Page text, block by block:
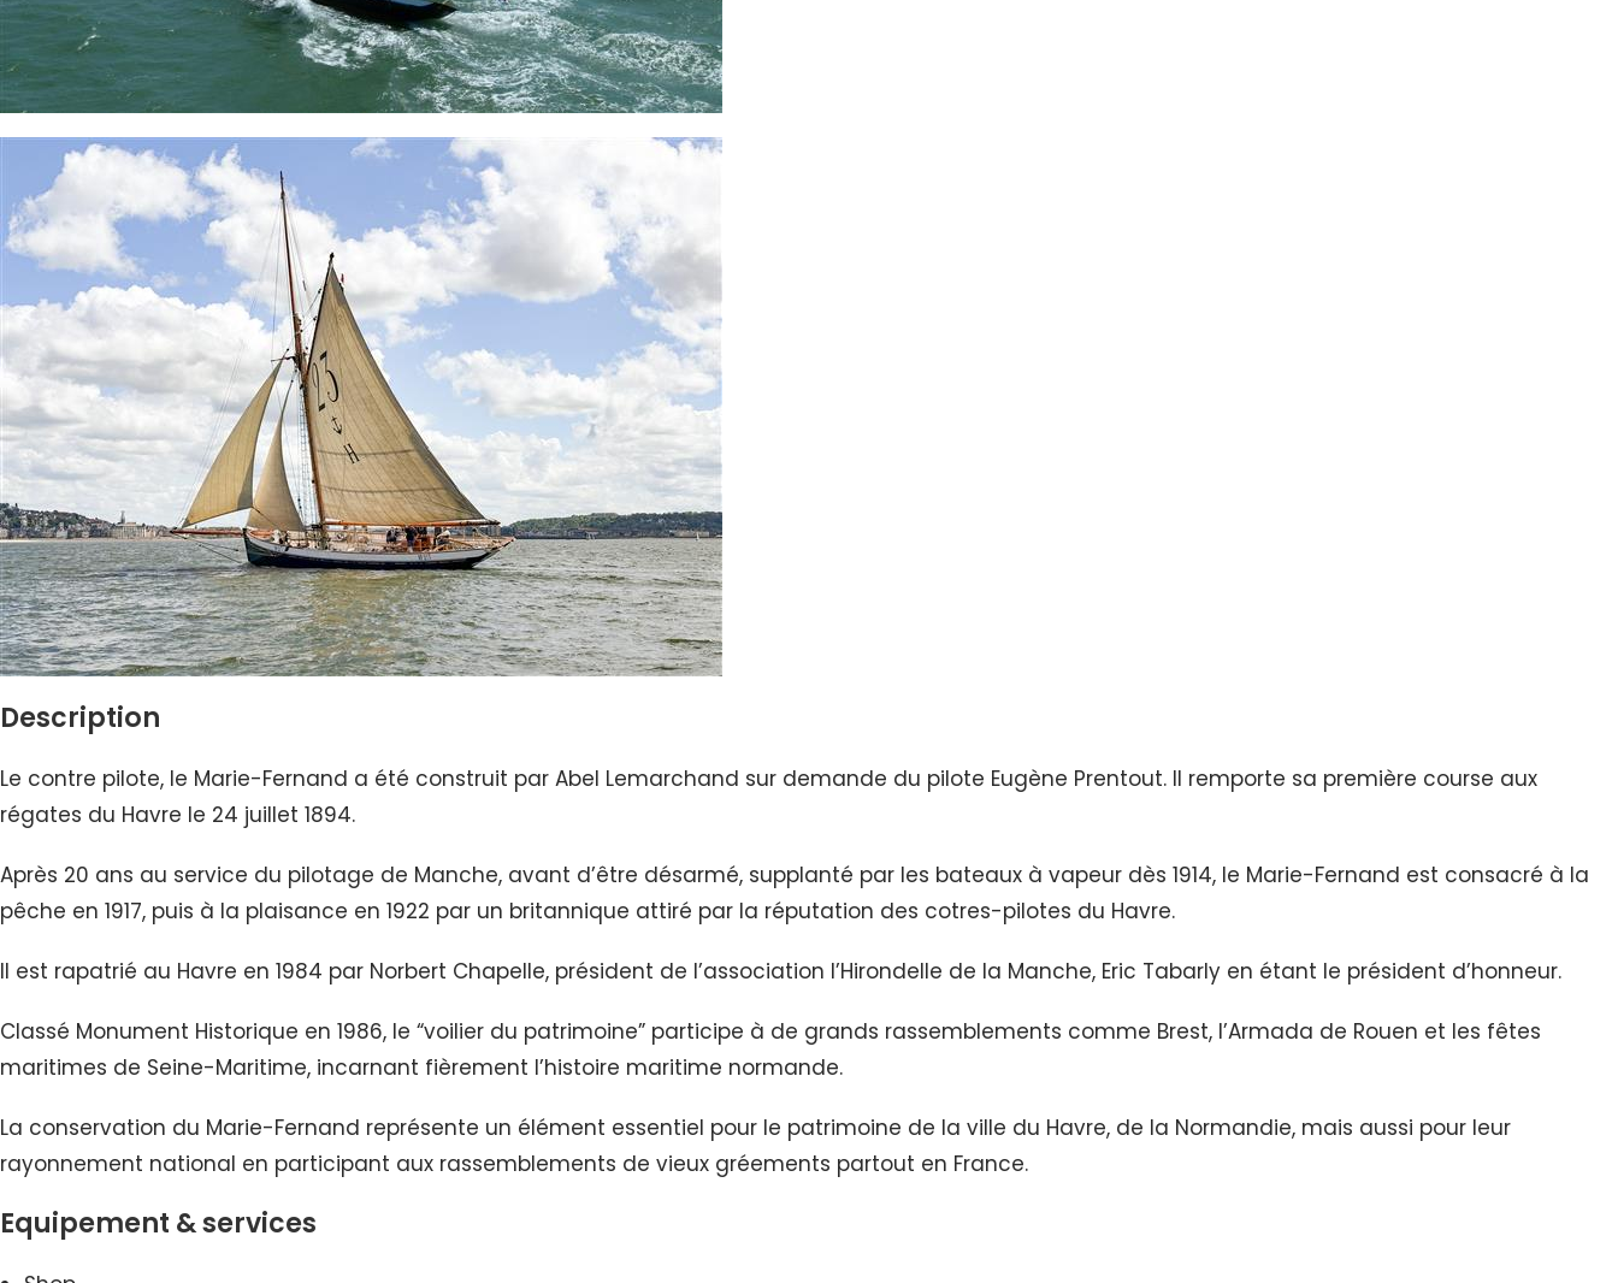
Description
Le contre pilote, le Marie-Fernand a été construit par Abel Lemarchand sur demande du pilote Eugène Prentout. Il remporte sa première course aux
régates du Havre le 24 juillet 1894.
Après 20 ans au service du pilotage de Manche, avant d’être désarmé, supplanté par les bateaux à vapeur dès 1914, le Marie-Fernand est consacré à la
pêche en 1917, puis à la plaisance en 1922 par un britannique attiré par la réputation des cotres-pilotes du Havre.
Il est rapatrié au Havre en 1984 par Norbert Chapelle, président de l’association l’Hirondelle de la Manche, Eric Tabarly en étant le président d’honneur.
Classé Monument Historique en 1986, le “voilier du patrimoine” participe à de grands rassemblements comme Brest, l’Armada de Rouen et les fêtes
maritimes de Seine-Maritime, incarnant fièrement l’histoire maritime normande.
La conservation du Marie-Fernand représente un élément essentiel pour le patrimoine de la ville du Havre, de la Normandie, mais aussi pour leur
rayonnement national en participant aux rassemblements de vieux gréements partout en France.
Equipement & services